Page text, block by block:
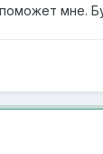
мне.